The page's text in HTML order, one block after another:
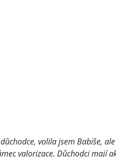
důchodce, volila jsem Babiše,
valorizace. Důchodci mají